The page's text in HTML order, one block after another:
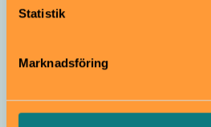
information som du har
Statistik
Marknadsföring
Käpphästar och boktips